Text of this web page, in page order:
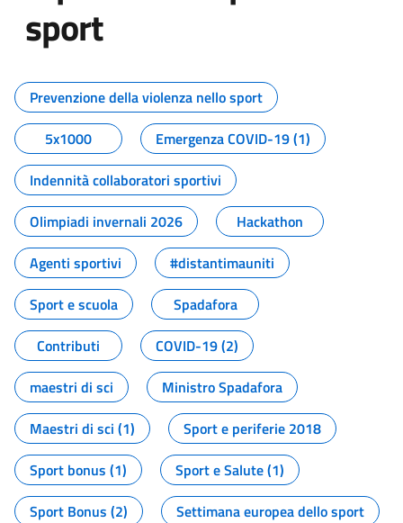
sport
Tutti i contenuti della pagina
Prevenzione della violenza nello sport
5x1000
Emergenza COVID-19 (1)
Indennità collaboratori sportivi
Olimpiadi invernali 2026
Hackathon
Agenti sportivi
#distantimauniti
Sport e scuola
Spadafora
Contributi
COVID-19 (2)
maestri di sci
Ministro Spadafora
Maestri di sci (1)
Sport e periferie 2018
Sport bonus (1)
Sport e Salute (1)
Sport Bonus (2)
Settimana europea dello sport